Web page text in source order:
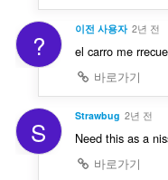
? 이전 사용자 2년 전
el carro me
바로가기
S Strawbug 2년 전
Need this as a
바로가기